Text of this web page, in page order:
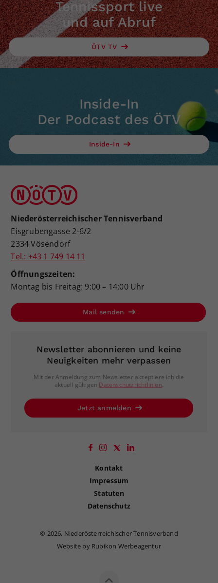
Tennissport live
und auf Abruf
ÖTV TV
Inside-In
Der Podcast des ÖTV
Inside-In
Niederösterreichischer Tennisverband
Eisgrubengasse 2-6/2
2334 Vösendorf
Tel.: +43 1 749 14 11
Öffnungszeiten:
Montag bis Freitag: 9:00 – 14:00 Uhr
Mail senden
Newsletter abonnieren und keine
Neuigkeiten mehr verpassen
Mit der Anmeldung zum Newsletter akzeptiere ich die
aktuell gültigen Datenschutzrichtlinien.
Jetzt anmelden
Kontakt
Impressum
Statuten
Datenschutz
© 2026, Niederösterreichischer Tennisverband
Website by Rubikon Werbeagentur